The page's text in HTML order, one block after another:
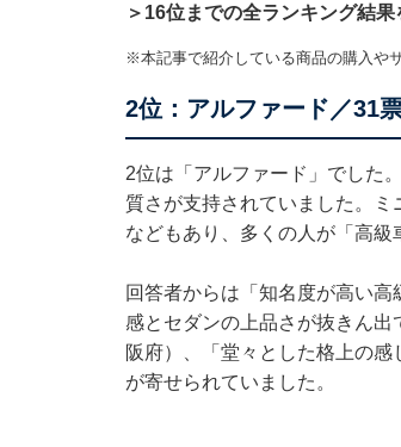
＞16位までの全ランキング結果
※本記事で紹介している商品の購入や
2位：アルファード／31
2位は「アルファード」でした
質さが支持されていました。
などもあり、多くの人が「高級
回答者からは「知名度が高い
感とセダンの上品さが抜きん
阪府）、「堂々とした格上の
が寄せられていました。